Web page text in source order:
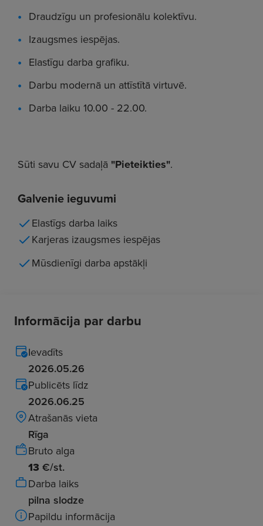
Draudzīgu un profesionālu kolektīvu.
Izaugsmes iespējas.
Elastīgu darba grafiku.
Darbu modernā un attīstītā virtuvē.
Darba laiku 10.00 - 22.00.
Sūti savu CV sadaļā "Pieteikties".
Galvenie ieguvumi
Elastīgs darba laiks
Karjeras izaugsmes iespējas
Mūsdienīgi darba apstākļi
Informācija par darbu
Ievadīts
2026.05.26
Publicēts līdz
2026.06.25
Atrašanās vieta
Rīga
Bruto alga
13 €/st.
Darba laiks
pilna slodze
Papildu informācija